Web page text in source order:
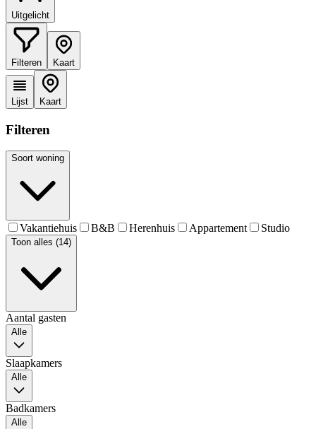
Uitgelicht
Filteren Kaart
Lijst Kaart
Filteren
Soort woning
Vakantiehuis B&B Herenhuis Appartement Studio
Toon alles (14)
Aantal gasten
Alle
Slaapkamers
Alle
Badkamers
Alle